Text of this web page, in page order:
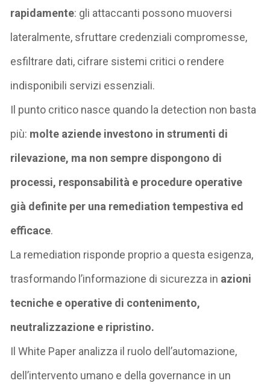
rapidamente: gli attaccanti possono muoversi
lateralmente, sfruttare credenziali compromesse,
esfiltrare dati, cifrare sistemi critici o rendere
indisponibili servizi essenziali.
Il punto critico nasce quando la detection non basta
più: molte aziende investono in strumenti di
rilevazione, ma non sempre dispongono di
processi, responsabilità e procedure operative
già definite per una remediation tempestiva ed
efficace.
La remediation risponde proprio a questa esigenza,
trasformando l’informazione di sicurezza in azioni
tecniche e operative di contenimento,
neutralizzazione e ripristino.
Il White Paper analizza il ruolo dell’automazione,
dell’intervento umano e della governance in un